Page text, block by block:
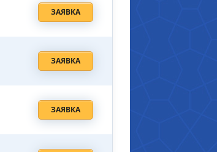
ЗАЯВКА
ЗАЯВКА
ЗАЯВКА